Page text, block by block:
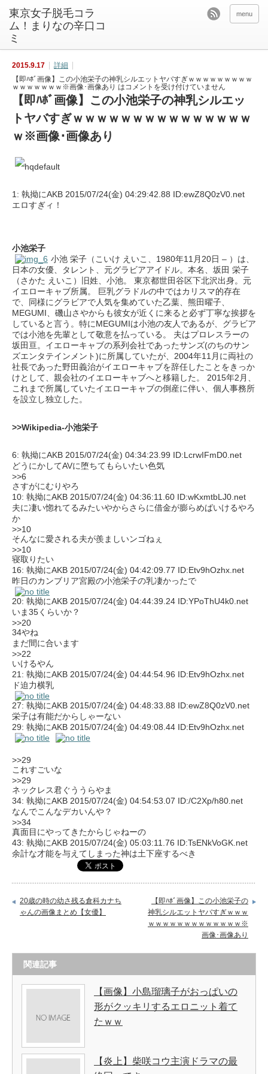
東京女子脱毛コラ
ム！まりなの辛口コ
ミ
menu
2015.9.17
詳細
【即ﾊﾎﾞ画像】この小池栄子の神乳シルエットヤバすぎｗｗｗｗｗｗｗｗｗ
ｗｗｗｗｗｗｗ※画像･画像あり はコメントを受け付けていません
【即ﾊﾎﾞ画像】この小池栄子の神乳シルエッ
トヤバすぎｗｗｗｗｗｗｗｗｗｗｗｗｗｗｗ
ｗ※画像･画像あり
1: 執拗にAKB 2015/07/24(金) 04:29:42.88 ID:ewZ8Q0zV0.net
エロすぎィ！
小池栄子
小池 栄子（こいけ えいこ、1980年11月20日 – ）は、
日本の女優、タレント、元グラビアアイドル。本名、坂田 栄子
（さかた えいこ）旧姓、小池。 東京都世田谷区下北沢出身。元
イエローキャブ所属。 巨乳グラドルの中ではカリスマ的存在
で、同様にグラビアで人気を集めていた乙葉、熊田曜子、
MEGUMI、磯山さやからも彼女が近くに来ると必ず丁寧な挨拶を
していると言う。特にMEGUMIは小池の友人であるが、グラビア
では小池を先輩として敬意を払っている。 夫はプロレスラーの
坂田亘。イエローキャブの系列会社であったサンズ(のちのサン
ズエンタテインメント)に所属していたが、2004年11月に両社の
社長であった野田義治がイエローキャブを辞任したことをきっか
けとして、親会社のイエローキャブへと移籍した。 2015年2月、
これまで所属していたイエローキャブの倒産に伴い、個人事務所
を設立し独立した。
>>Wikipedia-小池栄子
6: 執拗にAKB 2015/07/24(金) 04:34:23.99 ID:LcrwIFmD0.net
どうにかしてAVに堕ちてもらいたい色気
>>6
さすがにむりやろ
10: 執拗にAKB 2015/07/24(金) 04:36:11.60 ID:wKxmtbLJ0.net
夫に凄い惚れてるみたいやからさらに借金が膨らめばいけるやろ
か
>>10
そんなに愛される夫が羨ましいンゴねぇ
>>10
寝取りたい
16: 執拗にAKB 2015/07/24(金) 04:42:09.77 ID:Etv9hOzhx.net
昨日のカンブリア宮殿の小池栄子の乳凄かったで
20: 執拗にAKB 2015/07/24(金) 04:44:39.24 ID:YPoThU4k0.net
いま35くらいか？
>>20
34やね
まだ間に合います
>>22
いけるやん
21: 執拗にAKB 2015/07/24(金) 04:44:54.96 ID:Etv9hOzhx.net
ド迫力横乳
27: 執拗にAKB 2015/07/24(金) 04:48:33.88 ID:ewZ8Q0zV0.net
栄子は有能だからしゃーない
29: 執拗にAKB 2015/07/24(金) 04:49:08.44 ID:Etv9hOzhx.net
>>29
これすごいな
>>29
ネックレス君ぐううらやま
34: 執拗にAKB 2015/07/24(金) 04:54:53.07 ID:/C2Xp/h80.net
なんでこんなデカいんや？
>>34
真面目にやってきたからじゃねーの
43: 執拗にAKB 2015/07/24(金) 05:03:11.76 ID:TsENkVoGK.net
余計な才能を与えてしまった神は土下座するべき
20歳の時の幼さ残る倉科カナち
ゃんの画像まとめ【女優】
【即ﾊﾎﾞ画像】この小池栄子の
神乳シルエットヤバすぎｗｗｗ
ｗｗｗｗｗｗｗｗｗｗｗｗｗ※
画像･画像あり
関連記事
【画像】小島瑠璃子がおっぱいの
形がクッキリするエロニット着て
たｗｗ
【炎上】柴咲コウ主演ドラマの最